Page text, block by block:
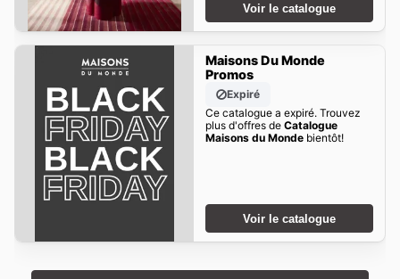
Voir le catalogue
Maisons Du Monde
Promos
Expiré
Ce catalogue a expiré. Trouvez
plus d'offres de Catalogue
Maisons du Mondebientôt!
Voir le catalogue